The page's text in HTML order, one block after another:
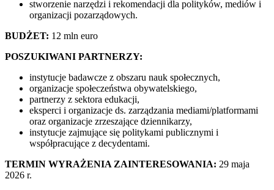
stworzenie narzędzi i rekomendacji dla polityków, mediów i
organizacji pozarządowych.
BUDŻET: 12 mln euro
POSZUKIWANI PARTNERZY:
instytucje badawcze z obszaru nauk społecznych,
organizacje społeczeństwa obywatelskiego,
partnerzy z sektora edukacji,
eksperci i organizacje ds. zarządzania mediami/platformami
oraz organizacje zrzeszające dziennikarzy,
instytucje zajmujące się politykami publicznymi i
współpracujące z decydentami.
TERMIN WYRAŻENIA ZAINTERESOWANIA: 29 maja
2026 r.